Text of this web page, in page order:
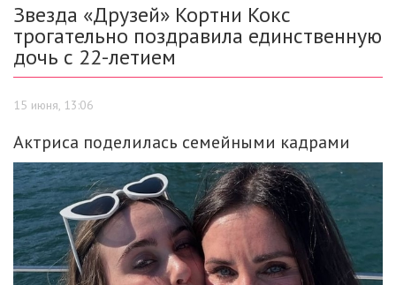
Звезда «Друзей» Кортни Кокс
трогательно поздравила единственную
дочь с 22-летием
15 июня, 13:06
Актриса поделилась семейными кадрами